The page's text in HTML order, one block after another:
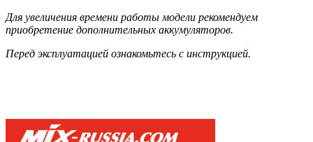
Для увеличения времени работы модели рекомендуем
приобретение дополнительных аккумуляторов.
Перед эксплуатацией ознакомьтесь с инструкцией.